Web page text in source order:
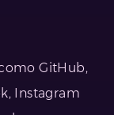
GitHub,
Instagram